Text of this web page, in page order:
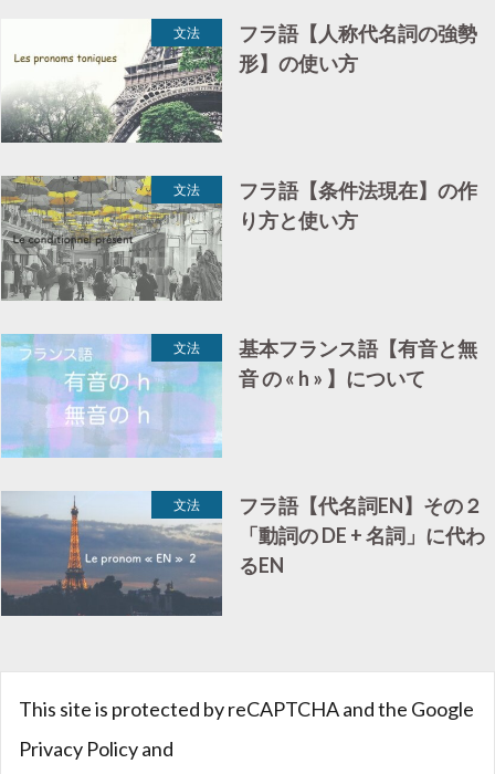
文法
フラ語【人称代名詞の強勢
形】の使い方
文法
フラ語【条件法現在】の作
り方と使い方
文法
基本フランス語【有音と無
音 の « h » 】について
文法
フラ語【代名詞EN】その２
「動詞の DE + 名詞」に代わ
るEN
This site is protected by reCAPTCHA and the Google
Privacy Policyand